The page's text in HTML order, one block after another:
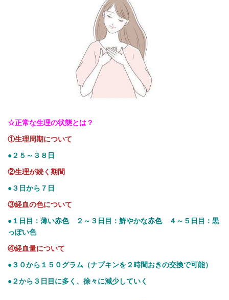
☆正常な生理の状態とは？
①生理周期について
●２５～３８日
②生理が続く期間
●３日から７日
③経血の色について
●１日目：薄い赤色 ２～３日目：鮮やかな赤色 ４～５日目：黒
っぽい色
④経血量について
●３０から１５０グラム（ナプキンを２時間おきの交換で可能）
●２から３日目に多く、徐々に減少していく